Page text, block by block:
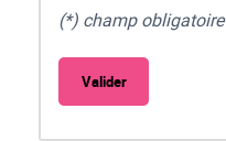
(*) champ obligatoire